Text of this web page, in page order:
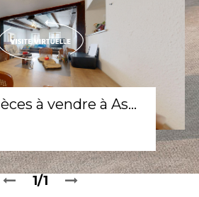
Maison 4 pièces à vendre à Aspach 220 000 €
1/1